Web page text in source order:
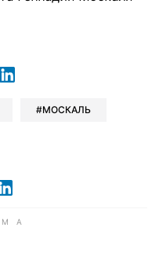
в Facebook
в Xв Viber
в Whatsapp
в Messenger
отправить в LinkedIn
МОСКАЛЬ
Facebook
в X в Google news
в Viber
Читайте в LinkedIn